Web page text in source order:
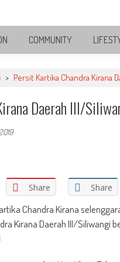
COMMUNITY
> Persit Kartika Chandra Kirana
Daerah III/
Share Share
Chandra Kirana
Kirana Daerah III/Siliwangi